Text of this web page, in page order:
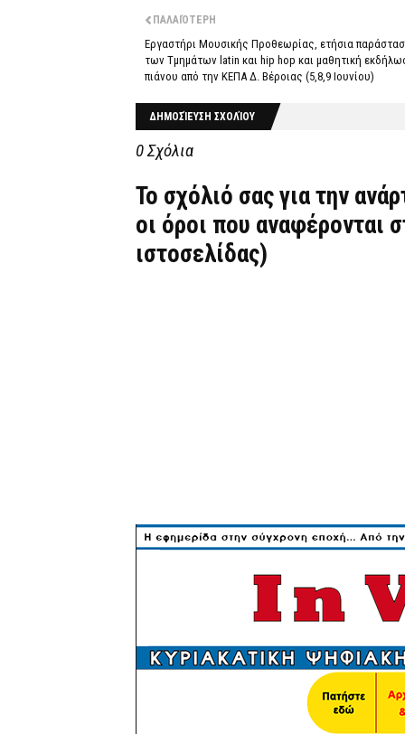
ΠΑΛΑΙΌΤΕΡΗ
Εργαστήρι Μουσικής Προθεωρίας, ετήσια
των Τμημάτων latin και hip hop και μαθητική
πιάνου από την ΚΕΠΑ Δ. Βέροιας (5,8,9 Ιουνίου)
ΔΗΜΟΣΊΕΥΣΗ ΣΧΟΛΊΟΥ
0 Σχόλια
Το σχόλιό σας για την
οι όροι που αναφέρονται
ιστοσελίδας)